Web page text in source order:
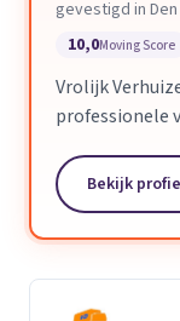
gevestigd in Den
10,0Moving Score
Vrolijk
professionele
ervaring en
dat uw
Bekijk